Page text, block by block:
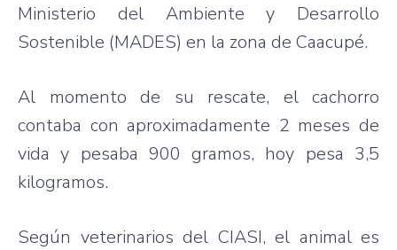
Ministerio del Ambiente y Desarrollo
Sostenible (MADES) en la zona de Caacupé.
Al momento de su rescate, el cachorro
contaba con aproximadamente 2 meses de
vida y pesaba 900 gramos, hoy pesa 3,5
kilogramos.
Según veterinarios del CIASI, el animal es